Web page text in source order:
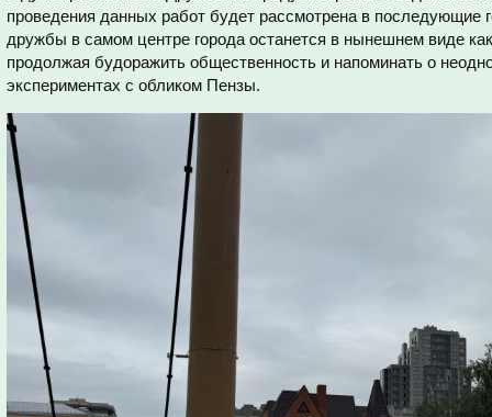
проведения данных работ будет рассмотрена в
дружбы в самом центре города останется в нынешнем виде
продолжая будоражить общественность и напоминать о
экспериментах с обликом Пензы.